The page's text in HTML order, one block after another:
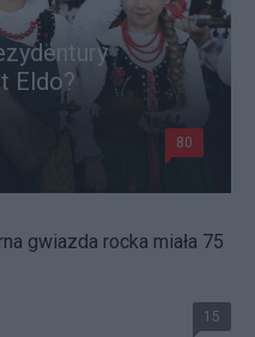
Eldo?
80
gwiazda rocka miała 75
15